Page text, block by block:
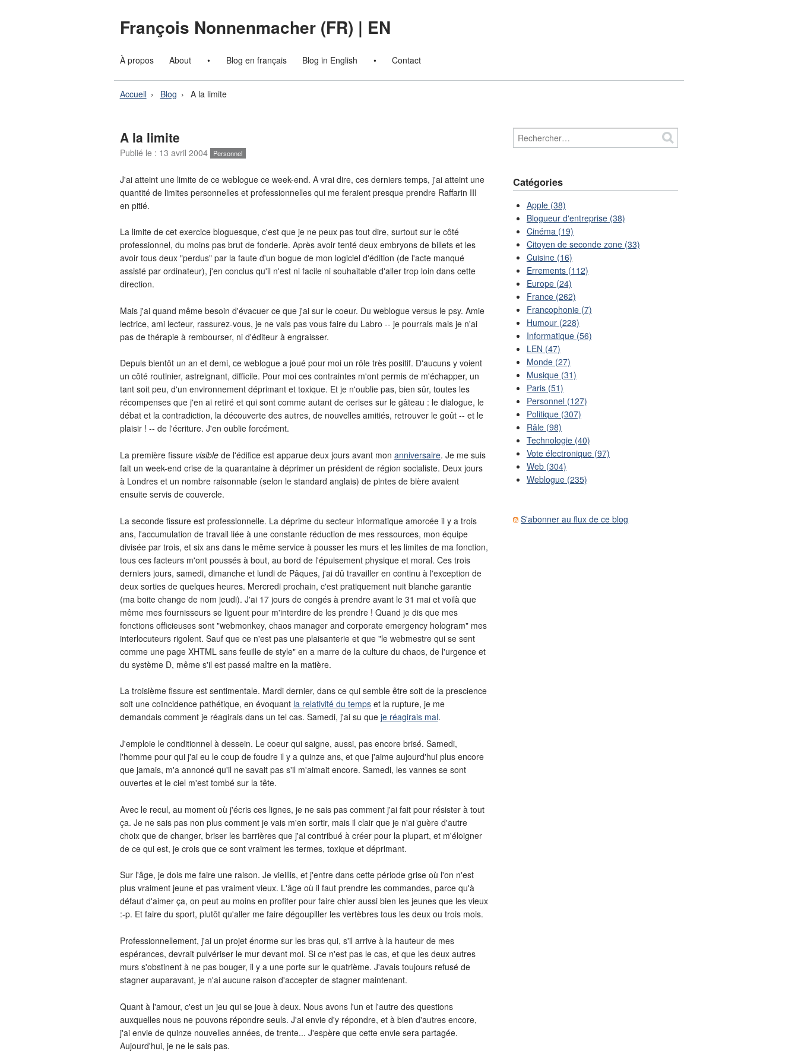
François Nonnenmacher (FR) | EN
À propos About • Blog en français Blog in English • Contact
Accueil Blog A la limite
A la limite
Publié le : 13 avril 2004 Personnel
J'ai atteint une limite de ce weblogue ce week-end. A vrai dire, ces derniers temps, j'ai atteint une
quantité de limites personnelles et professionnelles qui me feraient presque prendre Raffarin III
en pitié.
La limite de cet exercice bloguesque, c'est que je ne peux pas tout dire, surtout sur le côté
professionnel, du moins pas brut de fonderie. Après avoir tenté deux embryons de billets et les
avoir tous deux "perdus" par la faute d'un bogue de mon logiciel d'édition (de l'acte manqué
assisté par ordinateur), j'en conclus qu'il n'est ni facile ni souhaitable d'aller trop loin dans cette
direction.
Mais j'ai quand même besoin d'évacuer ce que j'ai sur le coeur. Du weblogue versus le psy. Amie
lectrice, ami lecteur, rassurez-vous, je ne vais pas vous faire du Labro -- je pourrais mais je n'ai
pas de thérapie à rembourser, ni d'éditeur à engraisser.
Depuis bientôt un an et demi, ce weblogue a joué pour moi un rôle très positif. D'aucuns y voient
un côté routinier, astreignant, difficile. Pour moi ces contraintes m'ont permis de m'échapper, un
tant soit peu, d'un environnement déprimant et toxique. Et je n'oublie pas, bien sûr, toutes les
récompenses que j'en ai retiré et qui sont comme autant de cerises sur le gâteau : le dialogue, le
débat et la contradiction, la découverte des autres, de nouvelles amitiés, retrouver le goût -- et le
plaisir ! -- de l'écriture. J'en oublie forcément.
La première fissure visiblede l'édifice est apparue deux jours avant mon anniversaire. Je me suis
fait un week-end crise de la quarantaine à déprimer un président de région socialiste. Deux jours
à Londres et un nombre raisonnable (selon le standard anglais) de pintes de bière avaient
ensuite servis de couvercle.
La seconde fissure est professionnelle. La déprime du secteur informatique amorcée il y a trois
ans, l'accumulation de travail liée à une constante réduction de mes ressources, mon équipe
divisée par trois, et six ans dans le même service à pousser les murs et les limites de ma fonction,
tous ces facteurs m'ont poussés à bout, au bord de l'épuisement physique et moral. Ces trois
derniers jours, samedi, dimanche et lundi de Pâques, j'ai dû travailler en continu à l'exception de
deux sorties de quelques heures. Mercredi prochain, c'est pratiquement nuit blanche garantie
(ma boite change de nom jeudi). J'ai 17 jours de congés à prendre avant le 31 mai et voilà que
même mes fournisseurs se liguent pour m'interdire de les prendre ! Quand je dis que mes
fonctions officieuses sont "webmonkey, chaos manager and corporate emergency hologram" mes
interlocuteurs rigolent. Sauf que ce n'est pas une plaisanterie et que "le webmestre qui se sent
comme une page XHTML sans feuille de style" en a marre de la culture du chaos, de l'urgence et
du système D, même s'il est passé maître en la matière.
La troisième fissure est sentimentale. Mardi dernier, dans ce qui semble être soit de la prescience
soit une coïncidence pathétique, en évoquant la relativité du tempset la rupture, je me
demandais comment je réagirais dans un tel cas. Samedi, j'ai su que je réagirais mal.
J'emploie le conditionnel à dessein. Le coeur qui saigne, aussi, pas encore brisé. Samedi,
l'homme pour qui j'ai eu le coup de foudre il y a quinze ans, et que j'aime aujourd'hui plus encore
que jamais, m'a annoncé qu'il ne savait pas s'il m'aimait encore. Samedi, les vannes se sont
ouvertes et le ciel m'est tombé sur la tête.
Avec le recul, au moment où j'écris ces lignes, je ne sais pas comment j'ai fait pour résister à tout
ça. Je ne sais pas non plus comment je vais m'en sortir, mais il clair que je n'ai guère d'autre
choix que de changer, briser les barrières que j'ai contribué à créer pour la plupart, et m'éloigner
de ce qui est, je crois que ce sont vraiment les termes, toxique et déprimant.
Sur l'âge, je dois me faire une raison. Je vieillis, et j'entre dans cette période grise où l'on n'est
plus vraiment jeune et pas vraiment vieux. L'âge où il faut prendre les commandes, parce qu'à
défaut d'aimer ça, on peut au moins en profiter pour faire chier aussi bien les jeunes que les vieux
:-p. Et faire du sport, plutôt qu'aller me faire dégoupiller les vertèbres tous les deux ou trois mois.
Professionnellement, j'ai un projet énorme sur les bras qui, s'il arrive à la hauteur de mes
espérances, devrait pulvériser le mur devant moi. Si ce n'est pas le cas, et que les deux autres
murs s'obstinent à ne pas bouger, il y a une porte sur le quatrième. J'avais toujours refusé de
stagner auparavant, je n'ai aucune raison d'accepter de stagner maintenant.
Quant à l'amour, c'est un jeu qui se joue à deux. Nous avons l'un et l'autre des questions
auxquelles nous ne pouvons répondre seuls. J'ai envie d'y répondre, et à bien d'autres encore,
j'ai envie de quinze nouvelles années, de trente... J'espère que cette envie sera partagée.
Aujourd'hui, je ne le sais pas.
Catégories
Apple (38)
Blogueur d'entreprise (38)
Cinéma (19)
Citoyen de seconde zone (33)
Cuisine (16)
Errements (112)
Europe (24)
France (262)
Francophonie (7)
Humour (228)
Informatique (56)
LEN (47)
Monde (27)
Musique (31)
Paris (51)
Personnel (127)
Politique (307)
Râle (98)
Technologie (40)
Vote électronique (97)
Web (304)
Weblogue (235)
S'abonner au flux de ce blog